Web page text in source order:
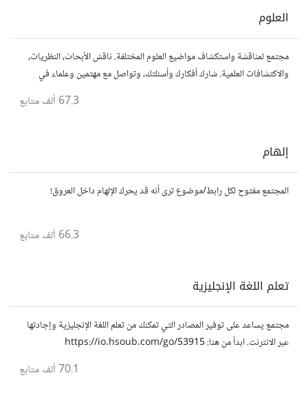
العلوم
مجتمع لمناقشة واستكشاف مواضيع العلوم المختلفة. ناقش الأبحاث، النظريات،
والاكتشافات العلمية. شارك أفكارك وأسئلتك، وتواصل مع مهتمين وعلماء في
67.3 ألف متابع
إلهام
المجتمع مفتوح لكل رابط/موضوع ترى أنه قد يحرك الإلهام داخل العروق!
66.3 ألف متابع
تعلم اللغة الإنجليزية
مجتمع يساعد على توفير المصادر التي تمكنك من تعلم اللغة الإنجليزية وإجادتها
عبر الانترنت. ابدأ من هنا: https://io.hsoub.com/go/53915
70.1 ألف متابع